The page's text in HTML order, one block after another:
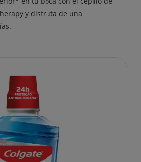
y disfruta de una